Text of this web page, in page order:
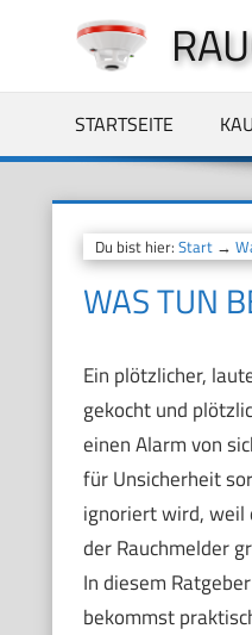
springen
STARTSEITE
Du bist hier: Start→
WAS TUN
Ein plötzlicher,
gekocht und
einen Alarm von
für Unsicherheit
ignoriert wird, weil
der Rauchmelder
In diesem
bekommst